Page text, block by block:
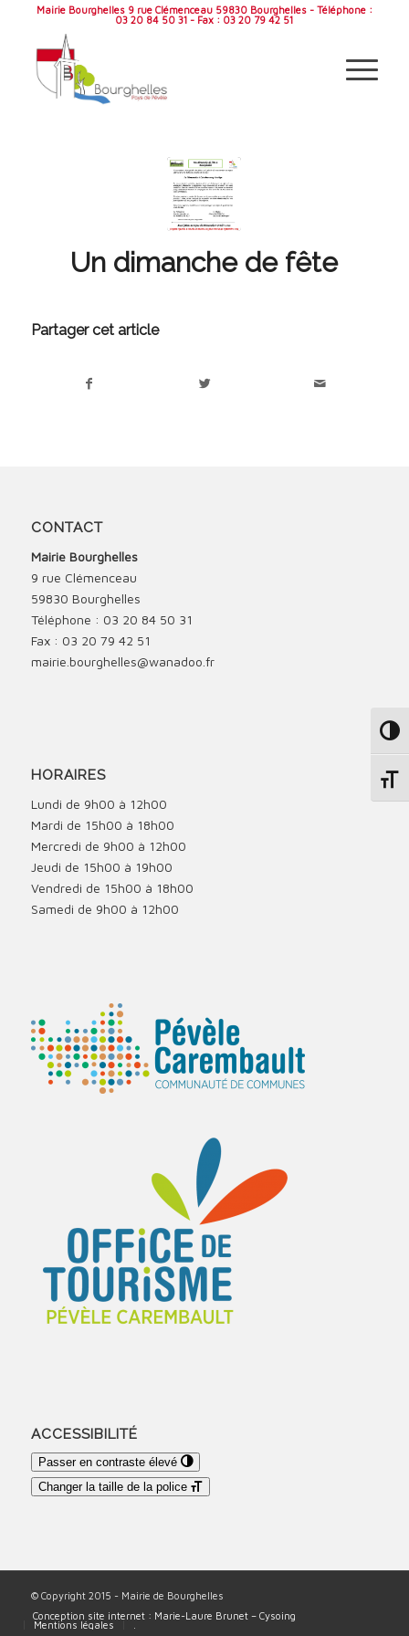
Mairie Bourghelles 9 rue Clémenceau 59830 Bourghelles - Téléphone :
03 20 84 50 31 - Fax : 03 20 79 42 51
Un dimanche de fête
Partager cet article
CONTACT
Mairie Bourghelles
9 rue Clémenceau
59830 Bourghelles
Téléphone : 03 20 84 50 31
Fax : 03 20 79 42 51
mairie.bourghelles@wanadoo.fr
HORAIRES
Lundi de 9h00 à 12h00
Mardi de 15h00 à 18h00
Mercredi de 9h00 à 12h00
Jeudi de 15h00 à 19h00
Vendredi de 15h00 à 18h00
Samedi de 9h00 à 12h00
ACCESSIBILITÉ
Passer en contraste élevé
Changer la taille de la police
© Copyright 2015 - Mairie de Bourghelles
Conception site internet : Marie-Laure Brunet – Cysoing
Mentions légales